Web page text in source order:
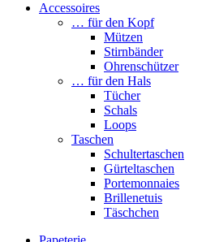
Accessoires
… für den Kopf
Mützen
Stirnbänder
Ohrenschützer
… für den Hals
Tücher
Schals
Loops
Taschen
Schultertaschen
Gürteltaschen
Portemonnaies
Brillenetuis
Täschchen